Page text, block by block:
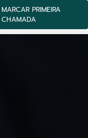
MARCAR PRIMEIRA
CHAMADA